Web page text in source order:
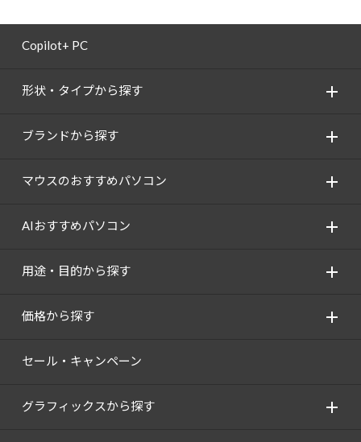
Copilot+ PC
形状・タイプから探す
ブランドから探す
マウスのおすすめパソコン
AIおすすめパソコン
用途・目的から探す
価格から探す
セール・キャンペーン
グラフィックスから探す